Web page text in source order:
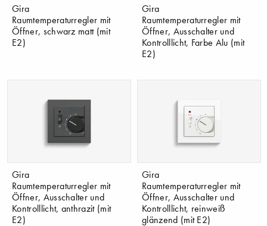
Gira
Raumtemperaturregler mit
Öffner, schwarz matt (mit
E2)
Gira
Raumtemperaturregler mit
Öffner, Ausschalter und
Kontrolllicht, Farbe Alu (mit
E2)
Gira
Raumtemperaturregler mit
Öffner, Ausschalter und
Kontrolllicht, anthrazit (mit
E2)
Gira
Raumtemperaturregler mit
Öffner, Ausschalter und
Kontrolllicht, reinweiß
glänzend (mit E2)